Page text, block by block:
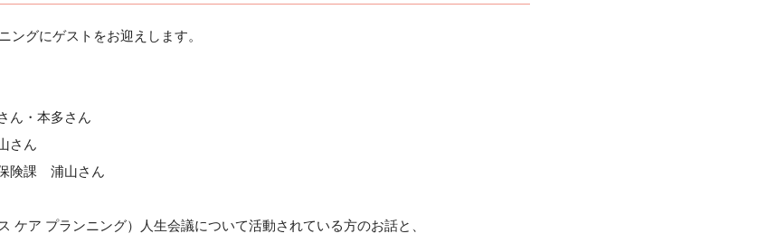
ングにゲストをお迎えします。
・本多さん
さん
険課 浦山さん
ア プランニング）人生会議について活動されている方のお話と、